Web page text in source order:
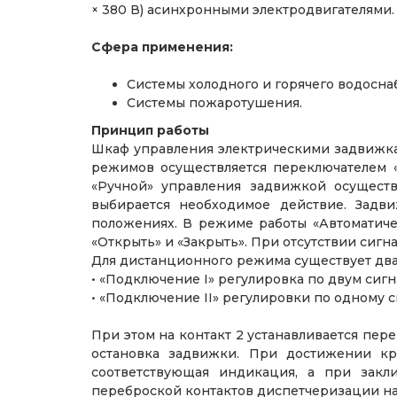
× 380 В) асинхронными электродвигателями.
Сфера применения:
Системы холодного и горячего
Системы пожаротушения.
Принцип работы
Шкаф управления электрическими
режимов осуществляется
«Ручной» управления задвижкой
выбирается необходимое действие.
положениях. В режиме работы
«Открыть» и «Закрыть». При отсутствии
Для дистанционного режима существует
• «Подключение I» регулировка по двум
• «Подключение II» регулировки по одному
При этом на контакт 2 устанавливается
остановка задвижки. При достижении
соответствующая индикация, а при
переброской контактов диспетчеризации